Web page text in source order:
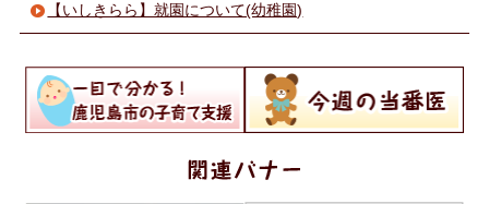
【いしきらら】就園について(幼稚園)